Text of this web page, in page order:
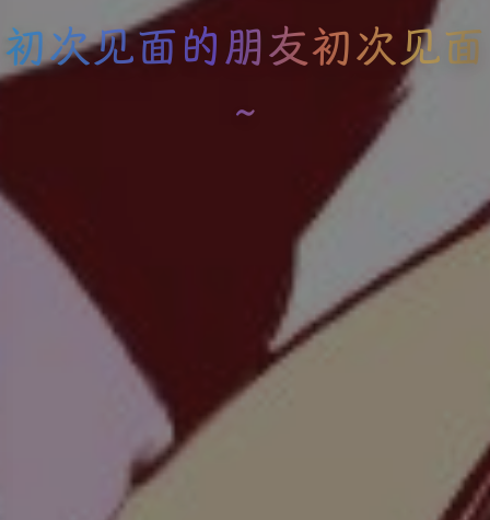
初次见面的朋友初次见面
~